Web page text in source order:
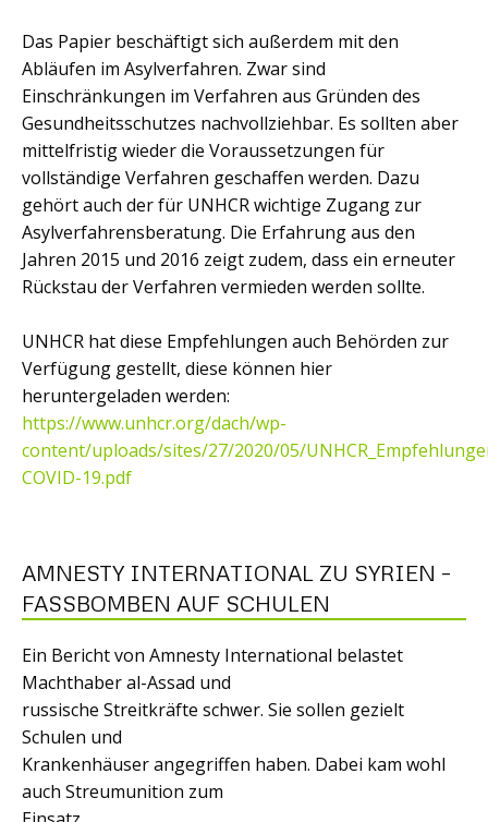
Das Papier beschäftigt sich außerdem mit den
Abläufen im Asylverfahren. Zwar sind
Einschränkungen im Verfahren aus Gründen des
Gesundheitsschutzes nachvollziehbar. Es sollten aber
mittelfristig wieder die Voraussetzungen für
vollständige Verfahren geschaffen werden. Dazu
gehört auch der für UNHCR wichtige Zugang zur
Asylverfahrensberatung. Die Erfahrung aus den
Jahren 2015 und 2016 zeigt zudem, dass ein erneuter
Rückstau der Verfahren vermieden werden sollte.
UNHCR hat diese Empfehlungen auch Behörden zur
Verfügung gestellt, diese können hier
heruntergeladen werden:
https://www.unhcr.org/dach/wp-
content/uploads/sites/27/2020/05/
COVID-19.pdf
AMNESTY INTERNATIONAL ZU SYRIEN –
FASSBOMBEN AUF SCHULEN
Ein Bericht von Amnesty International belastet
Machthaber al-Assad und
russische Streitkräfte schwer. Sie sollen gezielt
Schulen und
Krankenhäuser angegriffen haben. Dabei kam wohl
auch Streumunition zum